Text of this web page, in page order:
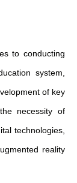
to conducting
system,
of key
necessity of
technologies,
reality